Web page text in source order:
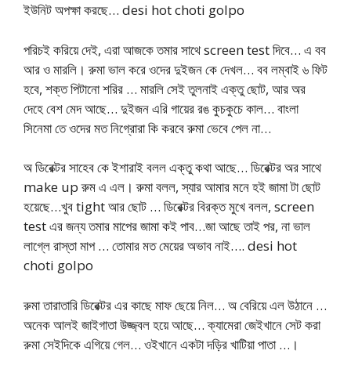
ইউনিট অপক্ষা করছে… desi hot choti golpo
পরিচই করিয়ে দেই, এরা আজকে তমার সাথে screen test দিবে… এ বব
আর ও মারলি। রুমা ভাল করে ওদের দুইজন কে দেখল… বব লম্বাই ৬ ফিট
হবে, শক্ত পিটানো শরির … মারলি সেই তুলনাই এক্তু ছোট, আর অর
দেহে বেশ মেদ আছে… দুইজন এরি গায়ের রঙ কুচকুচে কাল… বাংলা
সিনেমা তে ওদের মত নিগ্রোরা কি করবে রুমা ভেবে পেল না…
অ ডিরেক্টর সাহেব কে ইশারাই বলল এক্তু কথা আছে… ডিরেক্টর অর সাথে
make up রুম এ এল। রুমা বলল, স্যার আমার মনে হই জামা টা ছোট
হয়েছে…খুব tight আর ছোট … ডিরেক্টর বিরক্ত মুখে বলল, screen
test এর জন্য তমার মাপের জামা কই পাব…জা আছে তাই পর, না ভাল
লাগ্লে রাস্তা মাপ … তোমার মত মেয়ের অভাব নাই…. desi hot
choti golpo
রুমা তারাতারি ডিরেক্টর এর কাছে মাফ ছেয়ে নিল… অ বেরিয়ে এল উঠানে …
অনেক আলই জাইগাতা উজ্জ্বল হয়ে আছে… ক্যামেরা জেইখানে সেট করা
রুমা সেইদিকে এগিয়ে গেল… ওইখানে একটা দড়ির খাটিয়া পাতা …।